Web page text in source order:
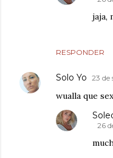
RESPONDER
jaja,
Solo Yo 23 de
wualla que
26